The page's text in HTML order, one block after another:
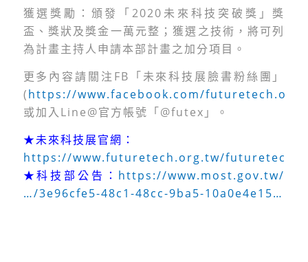
獲選獎勵：頒發「2020未來科技突破獎」獎
盃、獎狀及獎金一萬元整；獲選之技術，將可列
為計畫主持人申請本部計畫之加分項目。
更多內容請關注FB「未來科技展臉書粉絲團」
(https://www.facebook.com/
或加入Line@官方帳號「@futex」。
★未來科技展官網：
https://www.futuretech.org.tw/futuretech/
★科技部公告： https://www.most.gov.tw/
…/3e96cfe5-48c1-48cc-9ba5-10a0e4e15…